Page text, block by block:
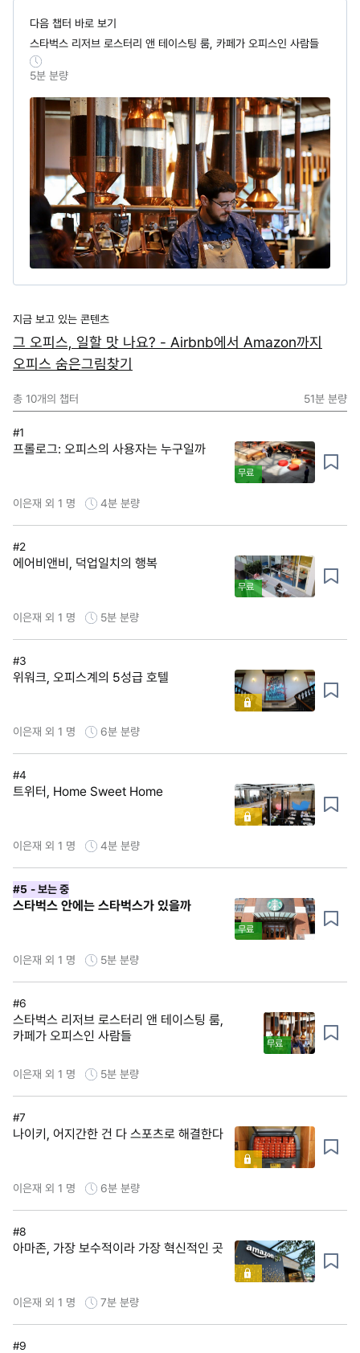
다음 챕터 바로 보기
스타벅스 리저브 로스터리 앤 테이스팅 룸, 카페가 오피스인 사람들
5분 분량
지금 보고 있는 콘텐츠
그 오피스, 일할 맛 나요? - Airbnb에서 Amazon까지
오피스 숨은그림찾기
총 10개의 챕터 51분 분량
#1
프롤로그: 오피스의 사용자는 누구일까
무료
이은재 외 1 명 4분 분량
#2
에어비앤비, 덕업일치의 행복
무료
이은재 외 1 명 5분 분량
#3
위워크, 오피스계의 5성급 호텔
이은재 외 1 명 6분 분량
#4
트위터, Home Sweet Home
이은재 외 1 명 4분 분량
#5 - 보는 중
스타벅스 안에는 스타벅스가 있을까
무료
이은재 외 1 명 5분 분량
#6
스타벅스 리저브 로스터리 앤 테이스팅 룸,
카페가 오피스인 사람들
무료
이은재 외 1 명 5분 분량
#7
나이키, 어지간한 건 다 스포츠로 해결한다
이은재 외 1 명 6분 분량
#8
아마존, 가장 보수적이라 가장 혁신적인 곳
이은재 외 1 명 7분 분량
#9